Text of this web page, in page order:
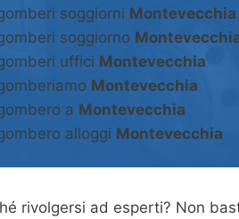
soggiorni Montevecchia
soggiorno
uffici Montevecchia
Montevecchia
a Montevecchia
alloggi Montevecchia
rivolgersi ad esperti? Non